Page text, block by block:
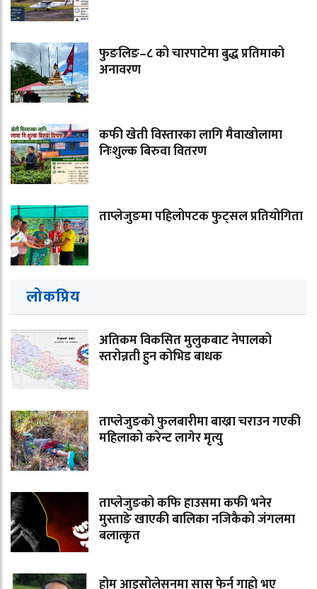
फुङलिङ–८ को चारपाटेमा बुद्ध प्रतिमाको
अनावरण
कफी खेती विस्तारका लागि मैवाखोलामा
निःशुल्क बिरुवा वितरण
ताप्लेजुङमा पहिलोपटक फुट्सल प्रतियोगिता
लोकप्रिय
अतिकम विकसित मुलुकबाट नेपालको
स्तरोन्नती हुन कोभिड बाधक
ताप्लेजुङको फुलबारीमा बाख्रा चराउन गएकी
महिलाको करेन्ट लागेर मृत्यु
ताप्लेजुङको कफि हाउसमा कफी भनेर
मुस्ताङे खाएकी बालिका नजिकैको जंगलमा
बलात्कृत
होम आइसोलेसनमा सास फेर्न गाह्रो भए